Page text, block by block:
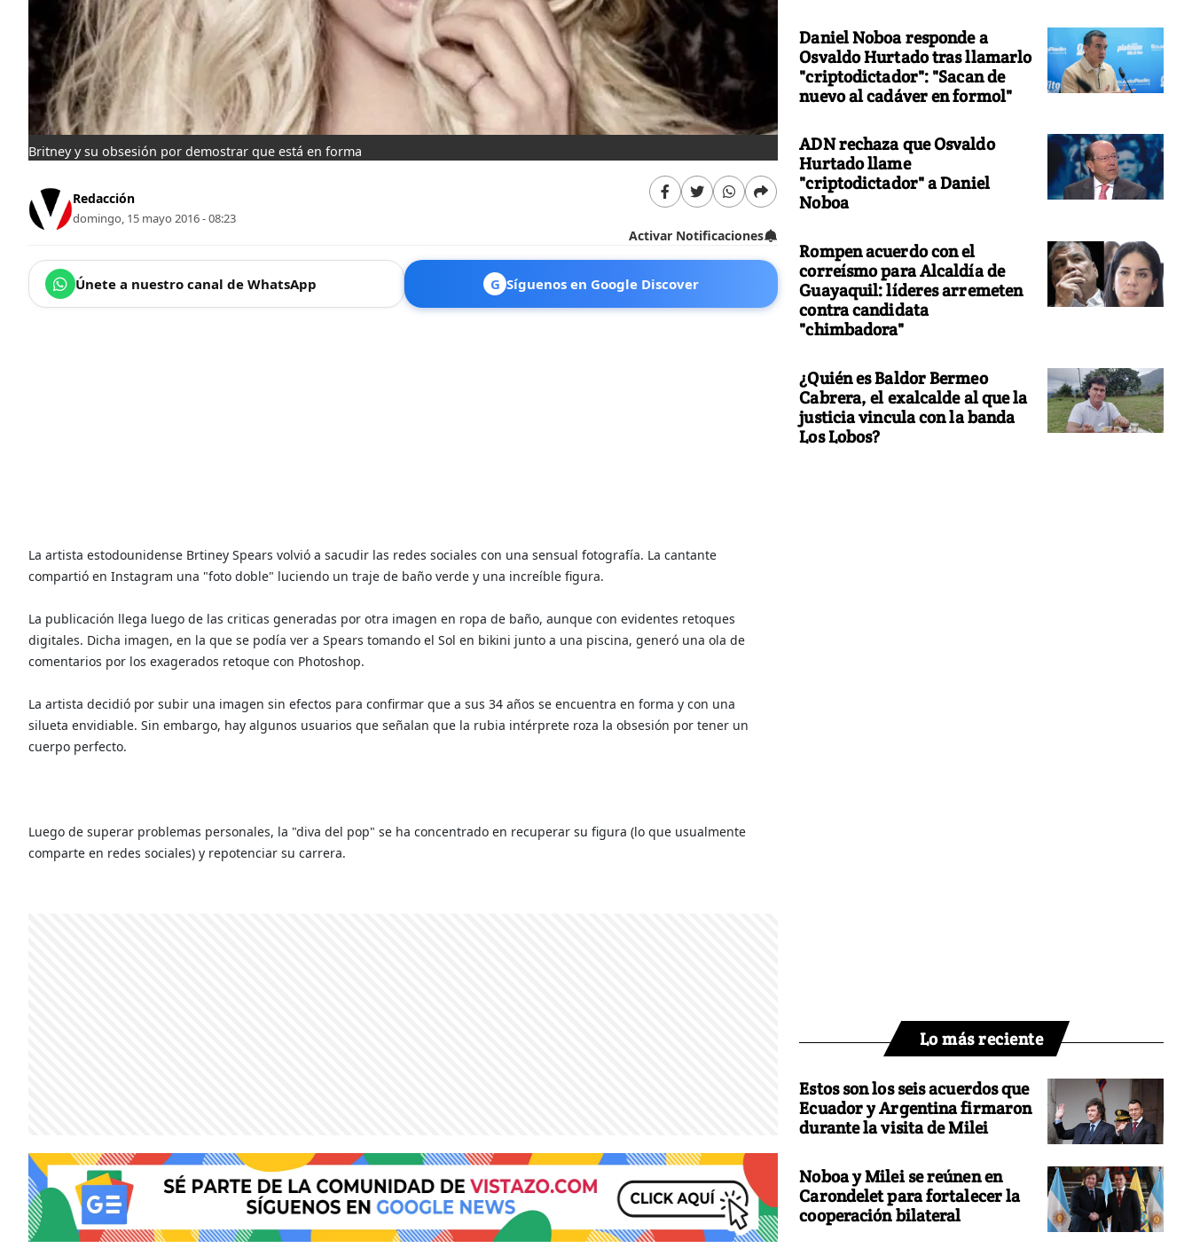
Britney y su obsesión por demostrar que está en forma
Redacción
domingo, 15 mayo 2016 - 08:23
Activar Notificaciones
Únete a nuestro canal de WhatsApp G Síguenos en Google Discover
La artista estodounidense Brtiney Spears volvió a sacudir las redes sociales con una sensual fotografía. La cantante
compartió en Instagram una "foto doble" luciendo un traje de baño verde y una increíble figura.
La publicación llega luego de las criticas generadas por otra imagen en ropa de baño, aunque con evidentes retoques
digitales. Dicha imagen, en la que se podía ver a Spears tomando el Sol en bikini junto a una piscina, generó una ola de
comentarios por los exagerados retoque con Photoshop.
La artista decidió por subir una imagen sin efectos para confirmar que a sus 34 años se encuentra en forma y con una
silueta envidiable. Sin embargo, hay algunos usuarios que señalan que la rubia intérprete roza la obsesión por tener un
cuerpo perfecto.
Luego de superar problemas personales, la "diva del pop" se ha concentrado en recuperar su figura (lo que usualmente
comparte en redes sociales) y repotenciar su carrera.
Daniel Noboa responde a
Osvaldo Hurtado tras llamarlo
"criptodictador": "Sacan de
nuevo al cadáver en formol"
ADN rechaza que Osvaldo
Hurtado llame
"criptodictador" a Daniel
Noboa
Rompen acuerdo con el
correísmo para Alcaldía de
Guayaquil: líderes arremeten
contra candidata
"chimbadora"
¿Quién es Baldor Bermeo
Cabrera, el exalcalde al que la
justicia vincula con la banda
Los Lobos?
Lo más reciente
Estos son los seis acuerdos que
Ecuador y Argentina firmaron
durante la visita de Milei
Noboa y Milei se reúnen en
Carondelet para fortalecer la
cooperación bilateral